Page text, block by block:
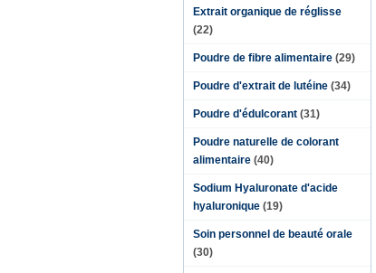
Extrait organique de réglisse
(22)
Poudre de fibre alimentaire (29)
Poudre d'extrait de lutéine (34)
Poudre d'édulcorant (31)
Poudre naturelle de colorant
alimentaire (40)
Sodium Hyaluronate d'acide
hyaluronique (19)
Soin personnel de beauté orale
(30)